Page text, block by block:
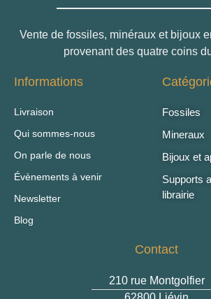
Vente de fossiles, minéraux et bijoux
provenant des quatre coins
Informations
Livraison
Qui sommes-nous
On parle de nous
Évènements à venir
Newsletter
Blog
Fossiles
Mineraux
Bijoux et
Supports
librairie
Contact
210 rue Montgolfier